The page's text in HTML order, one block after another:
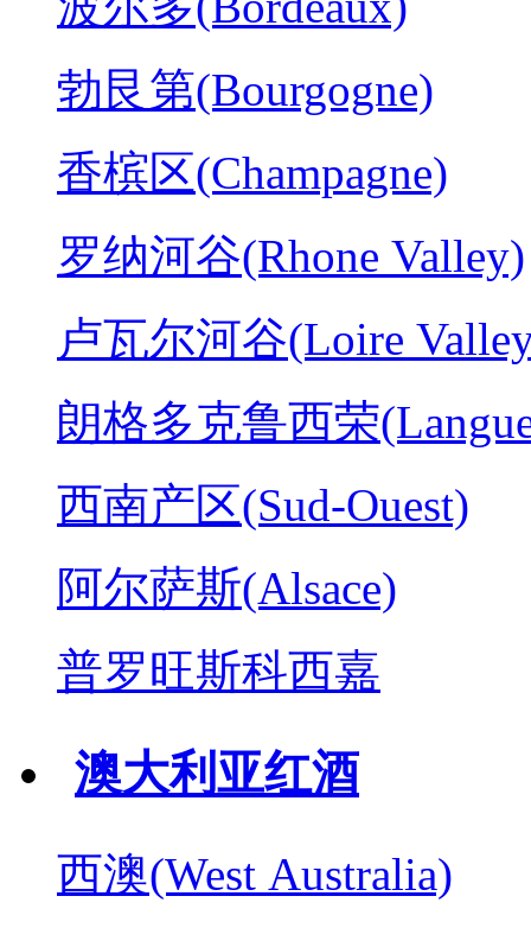
勃艮第(Bourgogne)
香槟区(Champagne)
罗纳河谷(Rhone Valley)
卢瓦尔河谷(Loire
朗格多克鲁西荣
西南产区(Sud-Ouest)
阿尔萨斯(Alsace)
普罗旺斯科西嘉
澳大利亚红酒
西澳(West Australia)